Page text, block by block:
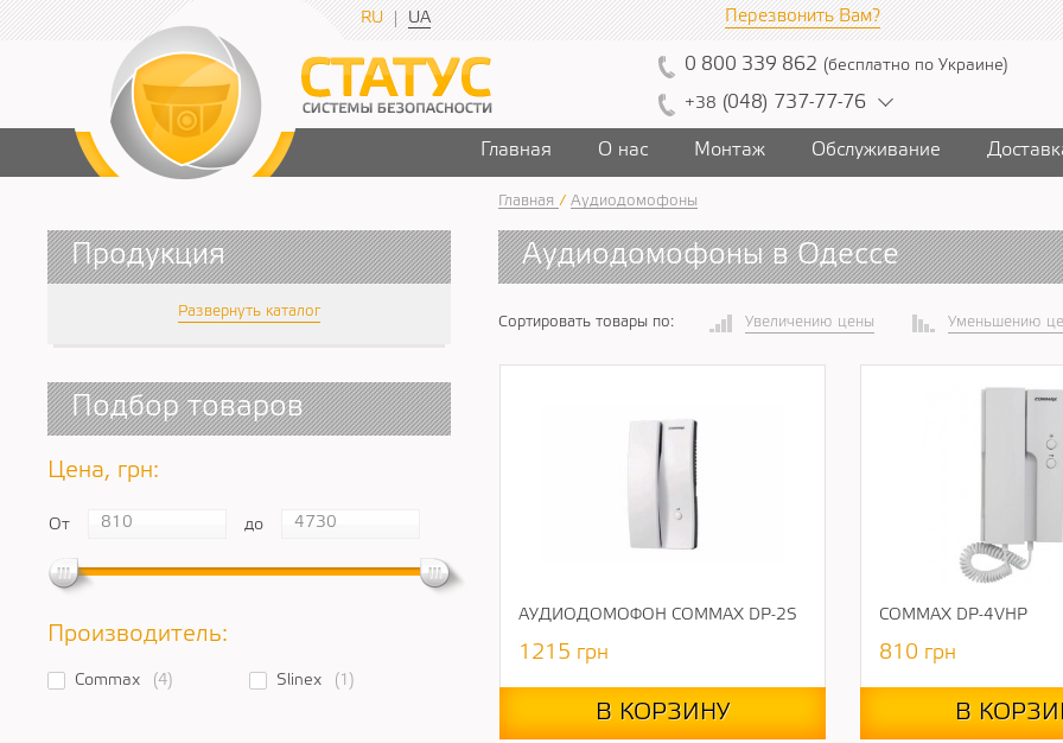
RU UA Перезвонить Вам?
0 800 339 862 (бесплатно по Украине)
+38 (048) 737-7 7-76
Главная О нас Монтаж Обслуживание
Продукция
Развернуть каталог
Подбор товаров
Цена, грн:
От до
Производитель:
Commax (4) Slinex (1)
Главная / Аудиодомофоны
Аудиодомофоны в Одессе
Сортировать товары по: Увеличению цены Уменьшению
АУДИОДОМОФОН COMMAX DP-2S
1215 грн
В КОРЗИНУ
COMMAX DP-4VHP
810 грн
В